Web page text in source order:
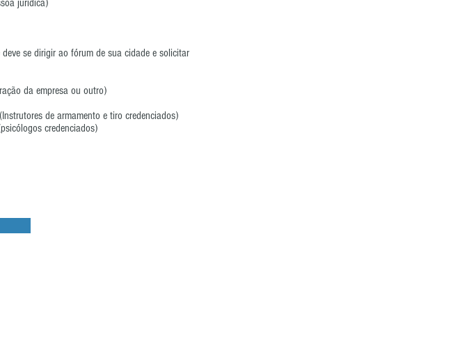
jurídica)
se dirigir ao fórum de sua cidade e solicitar
da empresa ou outro)
de armamento e tiro credenciados)
credenciados)